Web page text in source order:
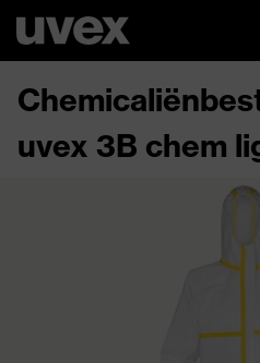
uvex 3B chem